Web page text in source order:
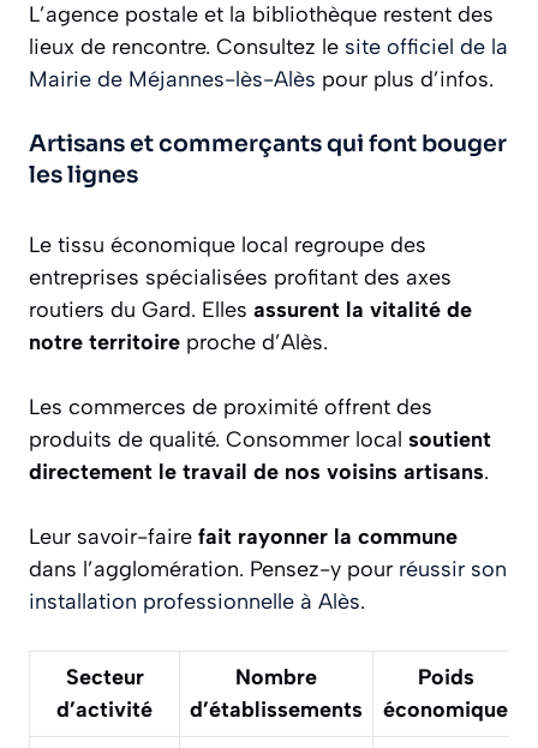
L’agence postale et la bibliothèque restent des
lieux de rencontre. Consultez le site officiel de la
Mairie de Méjannes-lès-Alès pour plus d’infos.
Artisans et commerçants qui font bouger
les lignes
Le tissu économique local regroupe des
entreprises spécialisées profitant des axes
routiers du Gard. Elles assurent la vitalité de
notre territoire proche d’Alès.
Les commerces de proximité offrent des
produits de qualité. Consommer local soutient
directement le travail de nos voisins artisans.
Leur savoir-faire fait rayonner la commune
dans l’agglomération. Pensez-y pour réussir son
installation professionnelle à Alès.
Secteur
d’activité
Nombre
d’établissements
Poids
économique